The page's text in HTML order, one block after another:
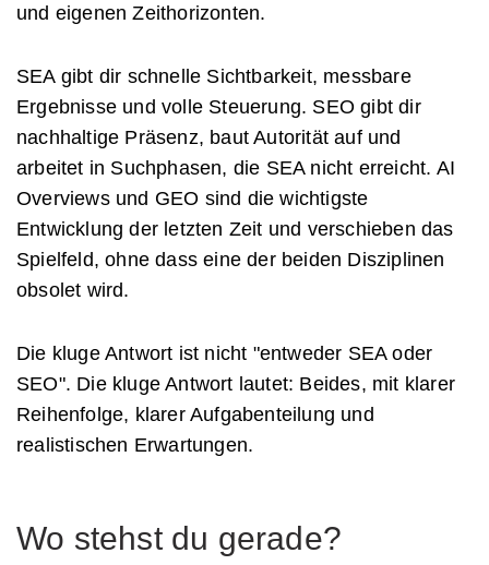
und eigenen Zeithorizonten.
SEA gibt dir schnelle Sichtbarkeit, messbare
Ergebnisse und volle Steuerung. SEO gibt dir
nachhaltige Präsenz, baut Autorität auf und
arbeitet in Suchphasen, die SEA nicht erreicht. AI
Overviews und GEO sind die wichtigste
Entwicklung der letzten Zeit und verschieben das
Spielfeld, ohne dass eine der beiden Disziplinen
obsolet wird.
Die kluge Antwort ist nicht "entweder SEA oder
SEO". Die kluge Antwort lautet: Beides, mit klarer
Reihenfolge, klarer Aufgabenteilung und
realistischen Erwartungen.
Wo stehst du gerade?